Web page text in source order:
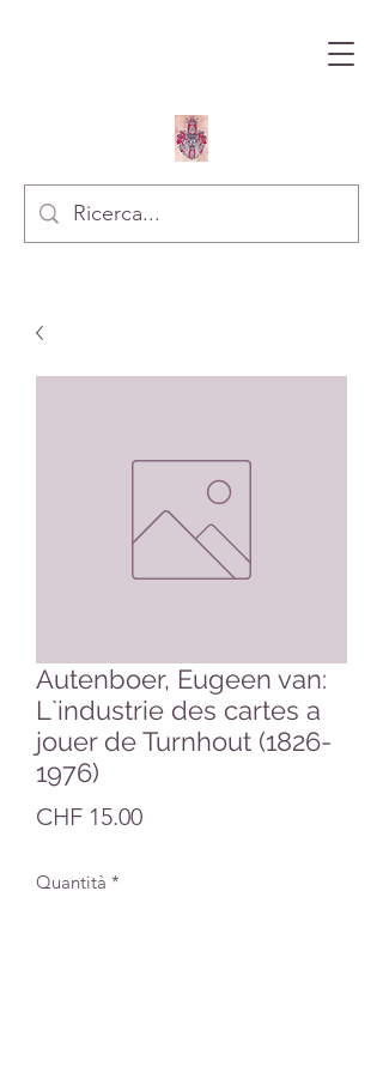
Autenboer, Eugeen van:
L`industrie des cartes a
jouer de Turnhout (1826-
1976)
CHF 15.00Prezzo
Quantità *